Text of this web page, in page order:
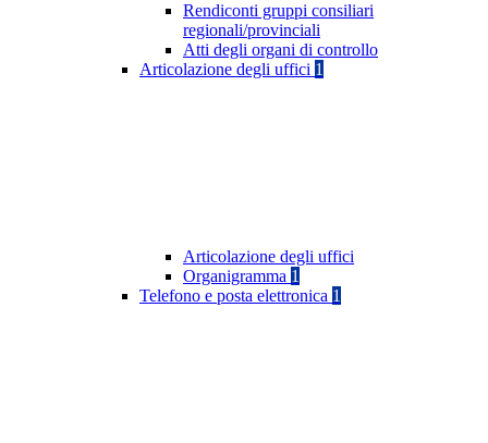
Rendiconti gruppi consiliari
regionali/provinciali
Atti degli organi di controllo
Articolazione degli uffici 1
Articolazione degli uffici
Organigramma 1
Telefono e posta elettronica 1